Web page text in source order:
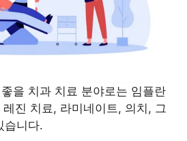
을 치과 치료 분야로는 임플란
진 치료, 라미네이트, 의치, 그
습니다.